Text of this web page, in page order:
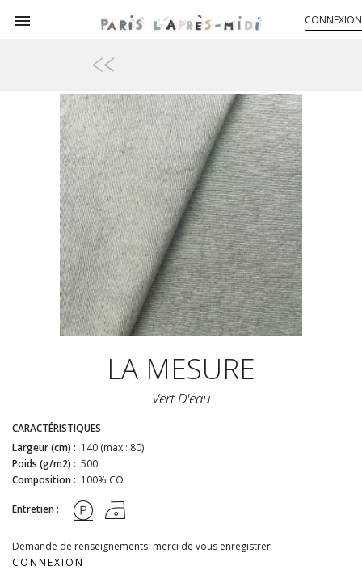
 CONNEXION
LA MESURE
Vert D'eau
CARACTÉRISTIQUES
Largeur (cm) : 140 (max : 80)
Poids (g/m2) : 500
Composition : 100% CO
Entretien :
Demande de renseignements, merci de vous enregistrer
CONNEXION